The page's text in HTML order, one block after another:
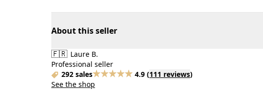
About this seller
🇫🇷 Laure B.
Professional seller
292 sales
4.9 (111 reviews)
See the shop